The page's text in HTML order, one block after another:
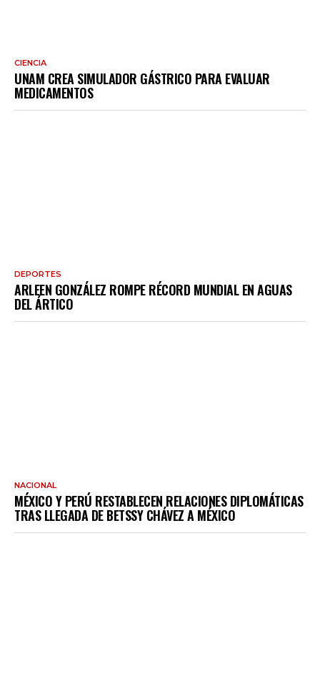
CIENCIA
UNAM CREA SIMULADOR GÁSTRICO PARA EVALUAR
MEDICAMENTOS
DEPORTES
ARLEEN GONZÁLEZ ROMPE RÉCORD MUNDIAL EN AGUAS
DEL ÁRTICO
NACIONAL
MÉXICO Y PERÚ RESTABLECEN RELACIONES DIPLOMÁTICAS
TRAS LLEGADA DE BETSSY CHÁVEZ A MÉXICO